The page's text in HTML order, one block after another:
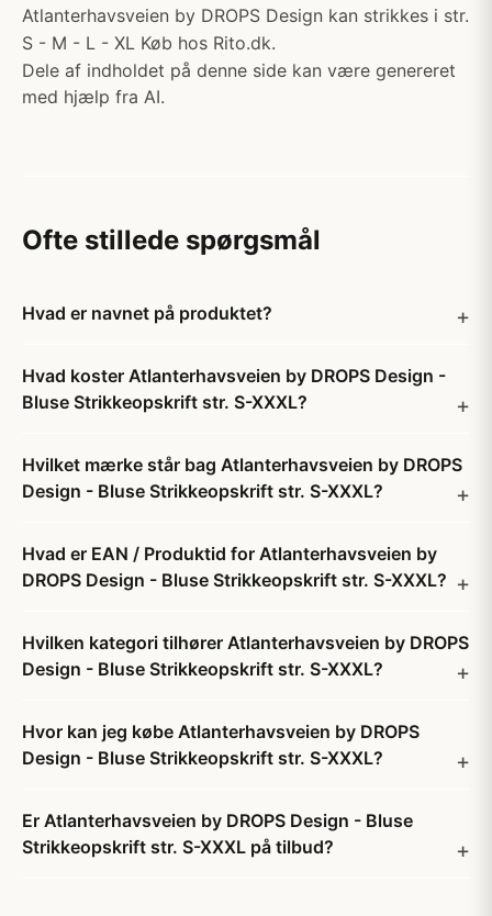
Atlanterhavsveien by DROPS Design kan strikkes i str.
S - M - L - XL Køb hos Rito.dk.
Dele af indholdet på denne side kan være genereret
med hjælp fra AI.
Ofte stillede spørgsmål
Hvad er navnet på produktet?
Hvad koster Atlanterhavsveien by DROPS Design -
Bluse Strikkeopskrift str. S-XXXL?
Hvilket mærke står bag Atlanterhavsveien by DROPS
Design - Bluse Strikkeopskrift str. S-XXXL?
Hvad er EAN / Produktid for Atlanterhavsveien by
DROPS Design - Bluse Strikkeopskrift str. S-XXXL?
Hvilken kategori tilhører Atlanterhavsveien by DROPS
Design - Bluse Strikkeopskrift str. S-XXXL?
Hvor kan jeg købe Atlanterhavsveien by DROPS
Design - Bluse Strikkeopskrift str. S-XXXL?
Er Atlanterhavsveien by DROPS Design - Bluse
Strikkeopskrift str. S-XXXL på tilbud?